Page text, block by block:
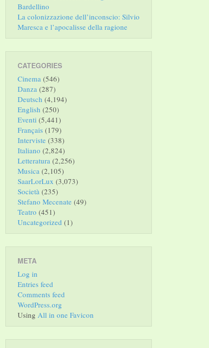
Bardellino
La colonizzazione dell’inconscio: Silvio
Maresca e l’apocalisse della ragione
CATEGORIES
Cinema (546)
Danza (287)
Deutsch (4,194)
English (250)
Eventi (5,441)
Français (179)
Interviste (338)
Italiano (2,824)
Letteratura (2,256)
Musica (2,105)
SaarLorLux (3,073)
Società (235)
Stefano Mecenate (49)
Teatro (451)
Uncategorized (1)
META
Log in
Entries feed
Comments feed
WordPress.org
Using All in one Favicon